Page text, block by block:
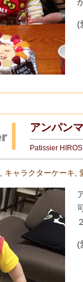
(
アンパン
Patissier
キャラクターケーキ
(